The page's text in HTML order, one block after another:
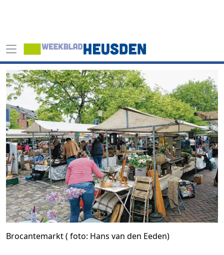
Brocantemarkt ( foto: Hans van den Eeden)